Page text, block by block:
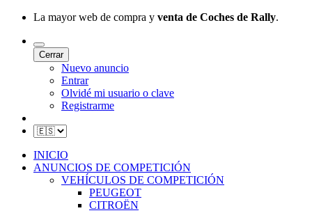
La mayor web de compra y venta de Coches de Rally.
Cerrar
Nuevo anuncio
Entrar
Olvidé mi usuario o clave
Registrarme
INICIO
ANUNCIOS DE COMPETICIÓN
VEHÍCULOS DE COMPETICIÓN
PEUGEOT
CITROËN